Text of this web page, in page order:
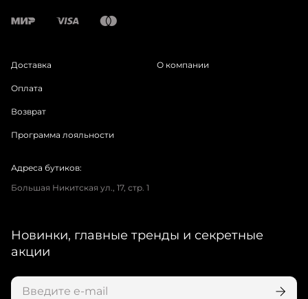
Доставка
Оплата
Возврат
Программа лояльности
О компании
Адреса бутиков:
Большая Никитская ул., 17, стр. 1
Новинки, главные тренды и секретные
акции